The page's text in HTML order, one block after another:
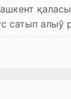
сатып алыў